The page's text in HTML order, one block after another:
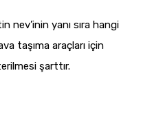
nev’inin yanı sıra hangi
taşıma araçları için
şarttır.